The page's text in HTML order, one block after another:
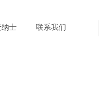
纳士 联系我们